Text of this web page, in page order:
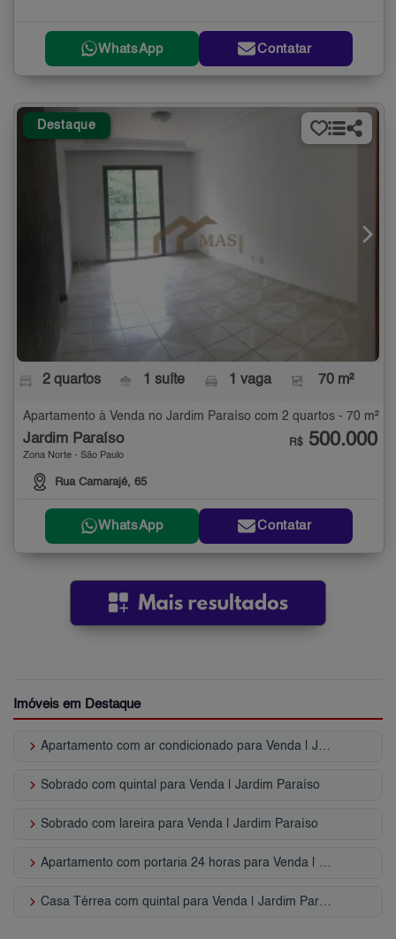
WhatsApp Contatar
Destaque
2 quartos 1 suíte 1 vaga 70 m²
Apartamento à Venda no Jardim Paraíso com 2 quartos - 70 m²
Jardim Paraíso
Zona Norte - São Paulo
Rua Camarajé, 65
R$ 500.000
WhatsApp Contatar
Imóveis em Destaque
keyboard_arrow_right
keyboard_arrow_right Sobrado com quintal para Venda | Jardim Paraíso
keyboard_arrow_right Sobrado com lareira para Venda | Jardim Paraíso
keyboard_arrow_right
keyboard_arrow_right